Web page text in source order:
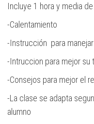
Incluye 1 hora y media
-Calentamiento
-Instrucción para
-Intruccion para mejor su
-Consejos para mejor el
-La clase se adapta
alumno